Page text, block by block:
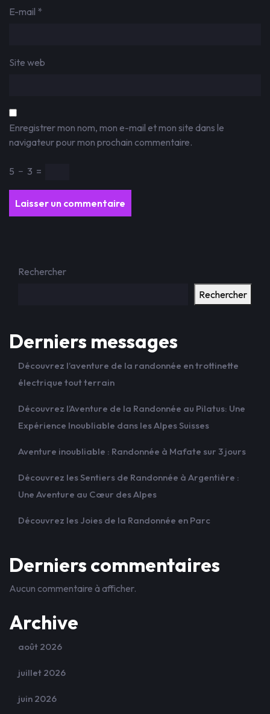
E-mail *
Site web
Enregistrer mon nom, mon e-mail et mon site dans le
navigateur pour mon prochain commentaire.
5 − 3 =
Rechercher
Rechercher
Derniers messages
Découvrez l’aventure de la randonnée en trottinette
électrique tout terrain
Découvrez l’Aventure de la Randonnée au Pilatus: Une
Expérience Inoubliable dans les Alpes Suisses
Aventure inoubliable : Randonnée à Mafate sur 3 jours
Découvrez les Sentiers de Randonnée à Argentière :
Une Aventure au Cœur des Alpes
Découvrez les Joies de la Randonnée en Parc
Derniers commentaires
Aucun commentaire à afficher.
Archive
août 2026
juillet 2026
juin 2026